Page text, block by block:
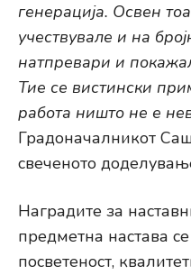
генерација. Освен
учествувале и на
натпревари и
Тие се вистински
работа ништо не е
Градоначалникот
свеченото
Наградите за
предметна настава
посветеност,